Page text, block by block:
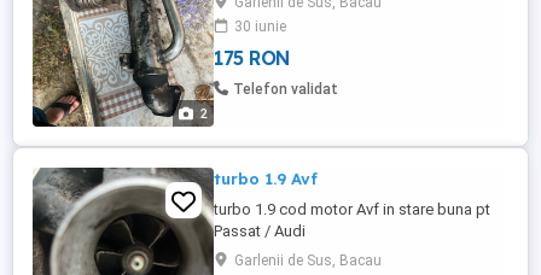
2
30 iunie
175 RON
Telefon validat
turbo 1.9 Avf
turbo 1.9 cod motor Avf in stare buna pt
Passat / Audi
Garlenii de Sus, Bacau